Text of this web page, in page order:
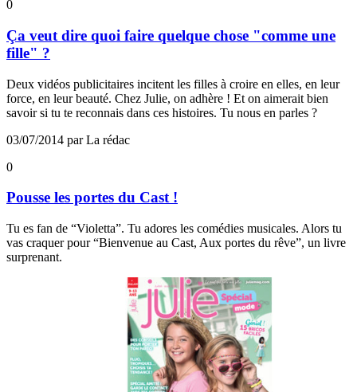
0
Ça veut dire quoi faire quelque chose "comme une
fille" ?
Deux vidéos publicitaires incitent les filles à croire en elles, en leur
force, en leur beauté. Chez Julie, on adhère ! Et on aimerait bien
savoir si tu te reconnais dans ces histoires. Tu nous en parles ?
03/07/2014 par La rédac
0
Pousse les portes du Cast !
Tu es fan de “Violetta”. Tu adores les comédies musicales. Alors tu
vas craquer pour “Bienvenue au Cast, Aux portes du rêve”, un livre
surprenant.